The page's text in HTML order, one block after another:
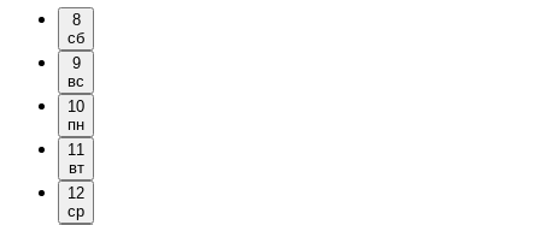
8
сб
9
вс
10
пн
11
вт
12
ср